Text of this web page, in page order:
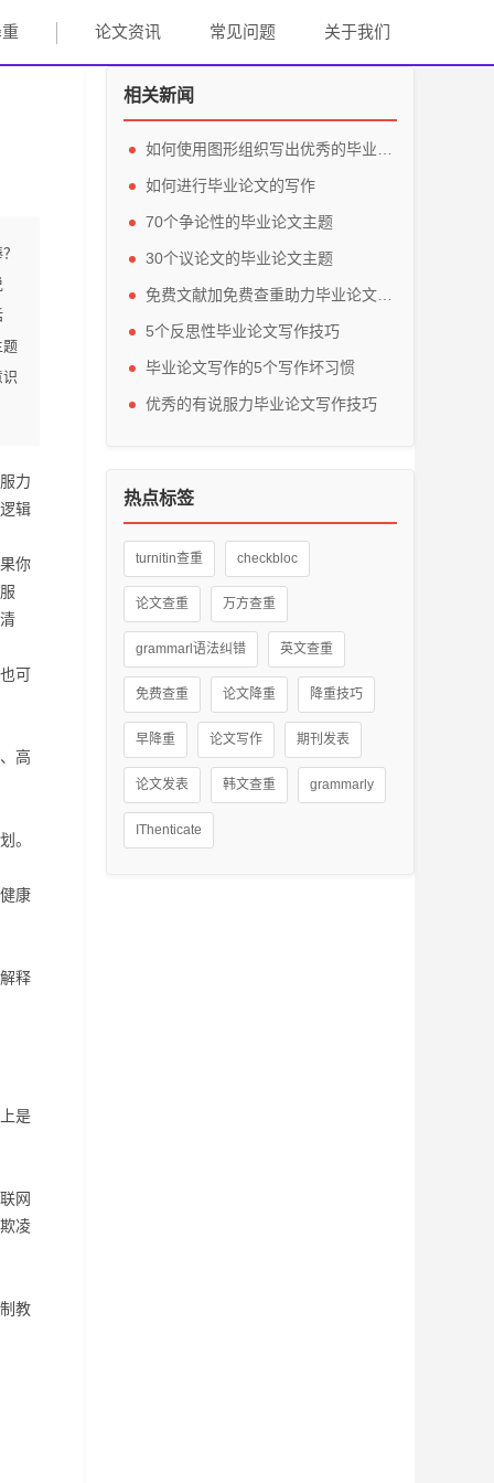
论文资讯 常见问题 关于我们
题
力
辑
你
可
高
。
康
释
是
网
凌
教
相关新闻
如何进行毕业论文的写作
70个争论性的毕业论文主题
30个议论文的毕业论文主题
5个反思性毕业论文写作技巧
毕业论文写作的5个写作坏习惯
优秀的有说服力毕业论文写作技巧
热点标签
turnitin查重 checkbloc
论文查重 万方查重
grammarl语法纠错 英文查重
免费查重 论文降重 降重技巧
早降重 论文写作 期刊发表
论文发表 韩文查重 grammarly
IThenticate